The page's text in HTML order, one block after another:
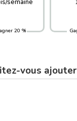
semaine
20 %
vous